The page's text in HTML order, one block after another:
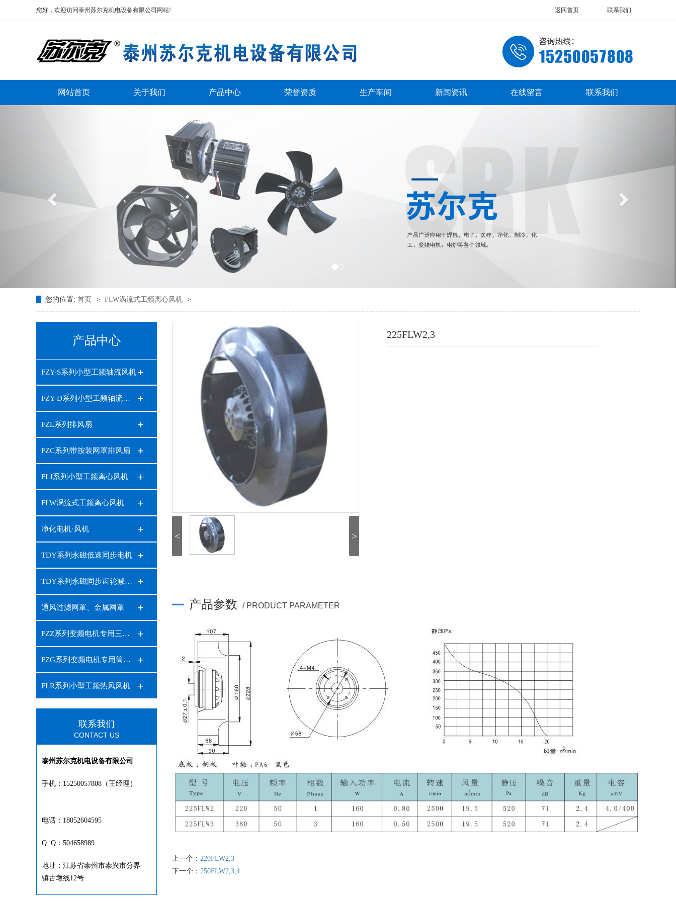
您好，欢迎访问泰州苏尔克机电设备有限公司网站! 返回首页 联系我们
网站首页 关于我们 产品中心 荣誉资质 生产车间 新闻资讯 在线留言 联系我们
您的位置: 首页 > FLW涡流式工频离心风机 >
产品中心
FZY-S系列小型工频轴流风机
FZY-D系列小型工频轴流风机
FZL系列排风扇
FZC系列带按装网罩排风扇
FLJ系列小型工频离心风机
FLW涡流式工频离心风机
净化电机·风机
TDY系列永磁低速同步电机
TDY系列永磁同步齿轮减速电机
通风过滤网罩、金属网罩
FZZ系列变频电机专用三叉安装板排风扇
FZG系列变频电机专用筒式风机
FLR系列小型工频热风风机
联系我们
CONTACT US
泰州苏尔克机电设备有限公司
手机：15250057808（王经理）
电话：18052604595
Q Q：504658989
地址：江苏省泰州市泰兴市分界
镇古墩线12号
< >
225FLW2,3
产品参数 / PRODUCT PARAMETER
上一个： 220FLW2,3
下一个： 250FLW2,3,4